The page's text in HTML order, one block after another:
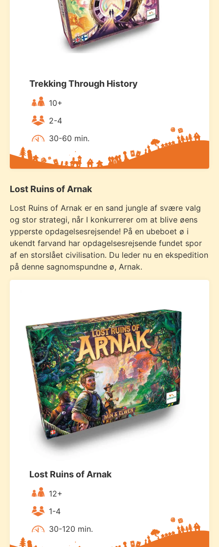
Trekking Through History
10+
2-4
30-60 min.
Lost Ruins of Arnak
Lost Ruins of Arnak er en sand jungle af svære valg
og stor strategi, når I konkurrerer om at blive øens
ypperste opdagelsesrejsende! På en ubeboet ø i
ukendt farvand har opdagelsesrejsende fundet spor
af en storslået civilisation. Du leder nu en ekspedition
på denne sagnomspundne ø, Arnak.
Lost Ruins of Arnak
12+
1-4
30-120 min.